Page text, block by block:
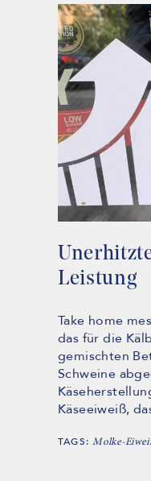
Leistung
Take home
das für die
gemischten
Schweine
Käseeiweiß,
TAGS:Molke-